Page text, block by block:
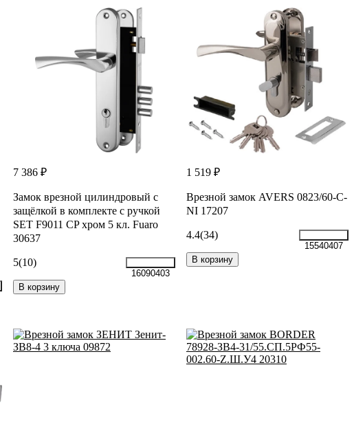
7 386 ₽
Замок врезной цилиндровый с
защёлкой в комплекте с ручкой
SET F9011 CP хром 5 кл. Fuaro
30637
5(10)
16090403
В корзину
1 519 ₽
Врезной замок AVERS 0823/60-C-
NI 17207
4.4(34)
15540407
В корзину